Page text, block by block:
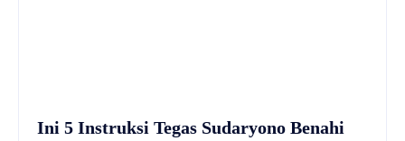
Ini 5 Instruksi Tegas Sudaryono Benahi